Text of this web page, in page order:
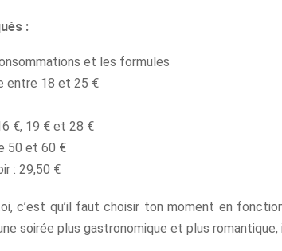
:
et les formules
entre 18 et 25 €
€, 19 € et 28 €
50 et 60 €
: 29,50 €
c’est qu’il faut choisir ton moment en
soirée plus gastronomique et plus